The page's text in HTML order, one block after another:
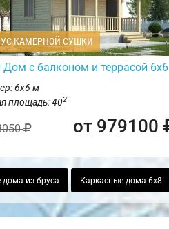
КАМЕРНОЙ СУШКИ
с балконом и террасой 6х6
6х6 м
площадь: 402
от 979100
дома из бруса Каркасные дома 6х8